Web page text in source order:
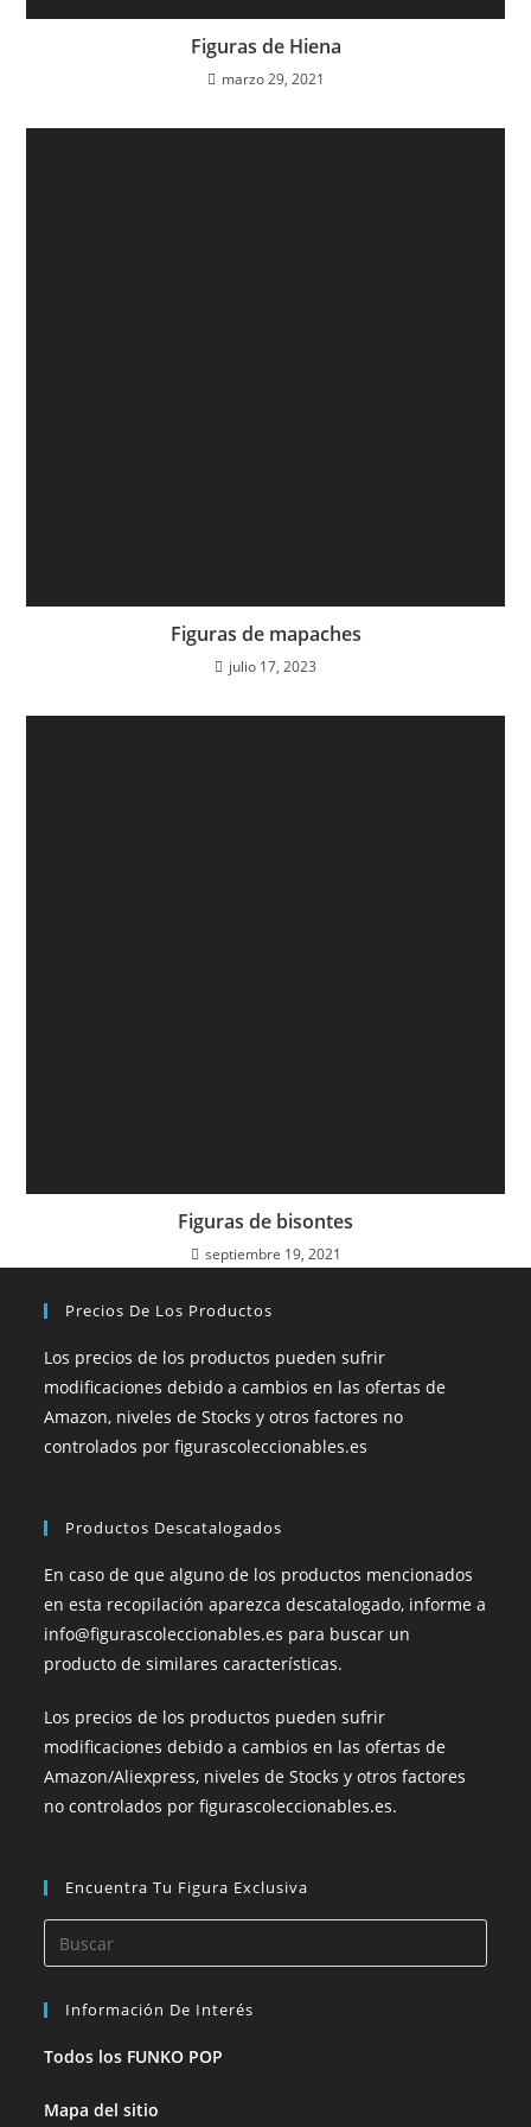
Figuras de Hiena
marzo 29, 2021
Figuras de mapaches
julio 17, 2023
Figuras de bisontes
septiembre 19, 2021
Precios De Los Productos
Los precios de los productos pueden sufrir
modificaciones debido a cambios en las ofertas de
Amazon, niveles de Stocks y otros factores no
controlados por figurascoleccionables.es
Productos Descatalogados
En caso de que alguno de los productos mencionados
en esta recopilación aparezca descatalogado, informe a
info@figurascoleccionables.es para buscar un
producto de similares características.
Los precios de los productos pueden sufrir
modificaciones debido a cambios en las ofertas de
Amazon/Aliexpress, niveles de Stocks y otros factores
no controlados por figurascoleccionables.es.
Encuentra Tu Figura Exclusiva
Información De Interés
Todos los FUNKO POP
Mapa del sitio